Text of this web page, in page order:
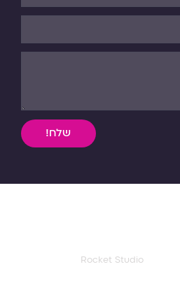
שלח!
Rocket Studio